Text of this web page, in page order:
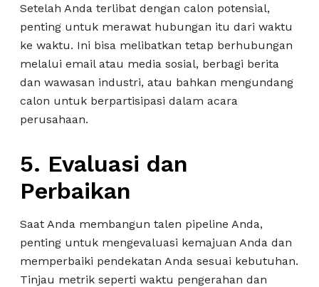
Setelah Anda terlibat dengan calon potensial,
penting untuk merawat hubungan itu dari waktu
ke waktu. Ini bisa melibatkan tetap berhubungan
melalui email atau media sosial, berbagi berita
dan wawasan industri, atau bahkan mengundang
calon untuk berpartisipasi dalam acara
perusahaan.
5. Evaluasi dan
Perbaikan
Saat Anda membangun talen pipeline Anda,
penting untuk mengevaluasi kemajuan Anda dan
memperbaiki pendekatan Anda sesuai kebutuhan.
Tinjau metrik seperti waktu pengerahan dan